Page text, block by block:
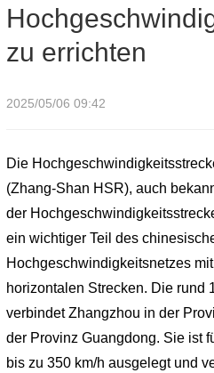
zu errichten
2025/05/06 09:42
Die
(Zhang-Shan HSR), auch
der
ein wichtiger Teil des
Hochgeschwindigkeitsnetzes
horizontalen Strecken. Die rund
verbindet Zhangzhou in der
der Provinz Guangdong. Sie ist
bis zu 350 km/h ausgelegt und